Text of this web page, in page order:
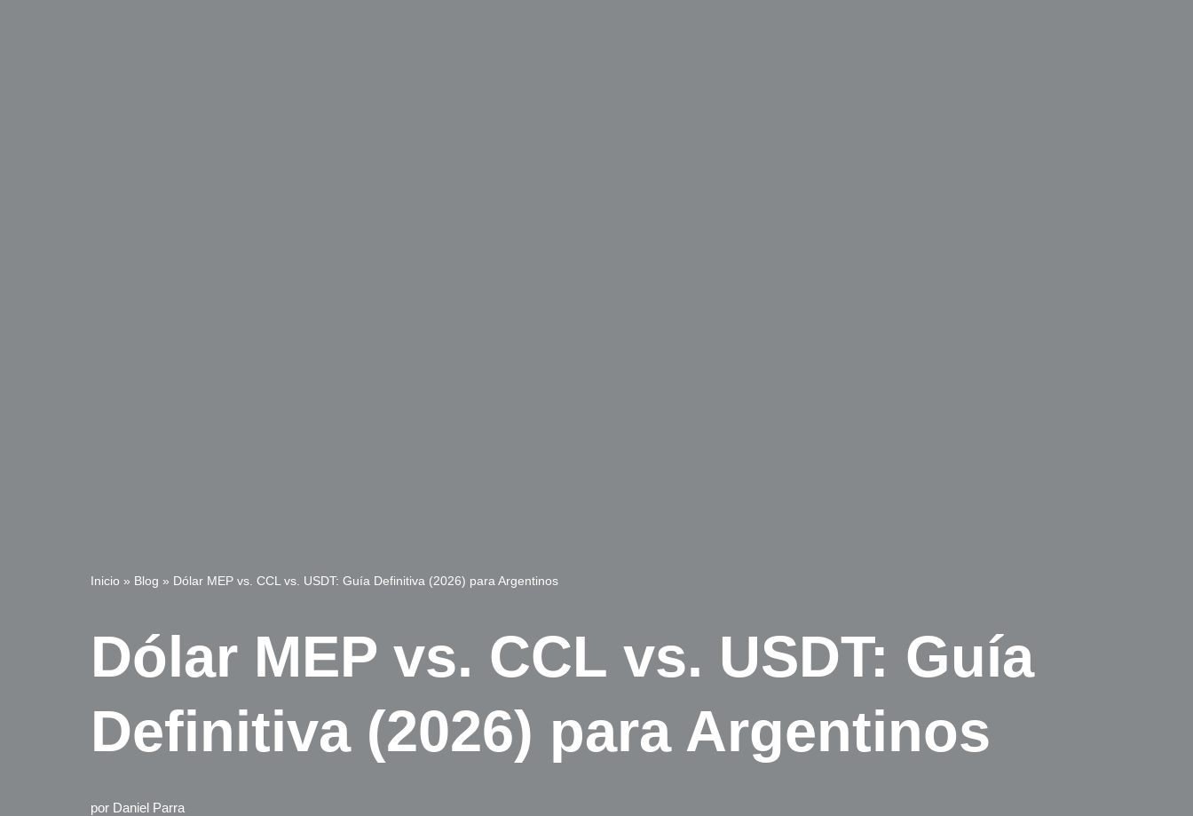
Inicio » Blog » Dólar MEP vs. CCL vs. USDT: Guía Definitiva (2026) para Argentinos
Dólar MEP vs. CCL vs. USDT: Guía
Definitiva (2026) para Argentinos
por Daniel Parra